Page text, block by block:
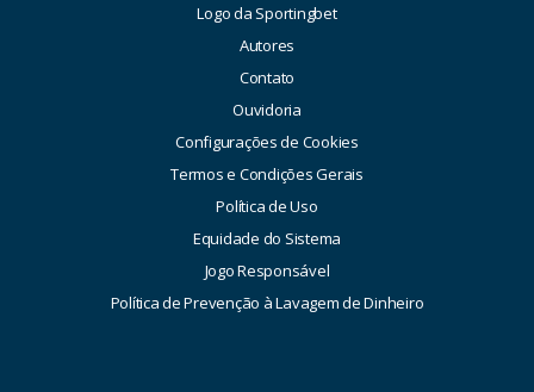
Logo da Sportingbet
Autores
Contato
Ouvidoria
Configurações de Cookies
Termos e Condições Gerais
Política de Uso
Equidade do Sistema
Jogo Responsável
Política de Prevenção à Lavagem de Dinheiro